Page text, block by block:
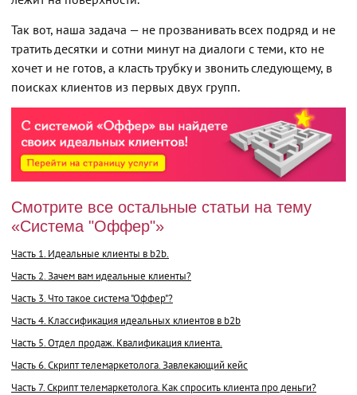
Так вот, наша задача — не прозванивать всех подряд и не
тратить десятки и сотни минут на диалоги с теми, кто не
хочет и не готов, а класть трубку и звонить следующему, в
поисках клиентов из первых двух групп.
Cмотрите все остальные статьи на тему
‭«Система "Оффер"»
Часть 1. Идеальные клиенты в b2b.
Часть 2. Зачем вам идеальные клиенты?
Часть 3. Что такое система "Оффер"?
Часть 4. Классификация идеальных клиентов в b2b
Часть 5. Отдел продаж. Квалификация клиента.
Часть 6. Скрипт телемаркетолога. Завлекающий кейс
Часть 7. Скрипт телемаркетолога. Как спросить клиента про деньги?